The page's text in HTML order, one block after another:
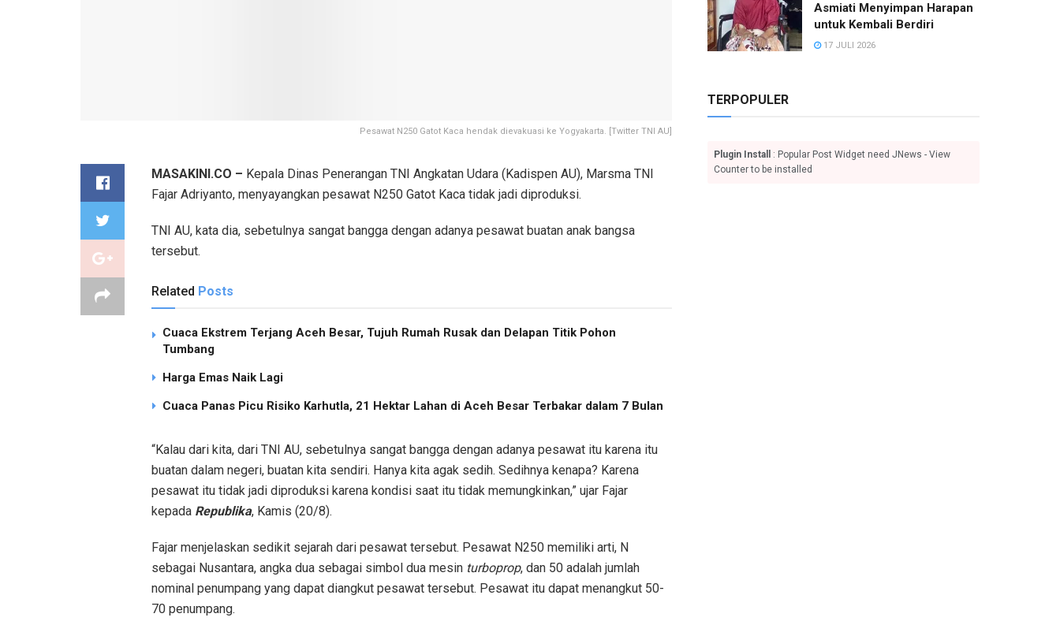
Pesawat N250 Gatot Kaca hendak dievakuasi ke Yogyakarta. [Twitter TNI AU]
MASAKINI.CO – Kepala Dinas Penerangan TNI Angkatan Udara (Kadispen AU), Marsma TNI
Fajar Adriyanto, menyayangkan pesawat N250 Gatot Kaca tidak jadi diproduksi.
TNI AU, kata dia, sebetulnya sangat bangga dengan adanya pesawat buatan anak bangsa
tersebut.
Related Posts
Cuaca Ekstrem Terjang Aceh Besar, Tujuh Rumah Rusak dan Delapan Titik Pohon
Tumbang
Harga Emas Naik Lagi
Cuaca Panas Picu Risiko Karhutla, 21 Hektar Lahan di Aceh Besar Terbakar dalam 7 Bulan
“Kalau dari kita, dari TNI AU, sebetulnya sangat bangga dengan adanya pesawat itu karena itu
buatan dalam negeri, buatan kita sendiri. Hanya kita agak sedih. Sedihnya kenapa? Karena
pesawat itu tidak jadi diproduksi karena kondisi saat itu tidak memungkinkan,” ujar Fajar
kepada Republika, Kamis (20/8).
Fajar menjelaskan sedikit sejarah dari pesawat tersebut. Pesawat N250 memiliki arti, N
sebagai Nusantara, angka dua sebagai simbol dua mesin turboprop, dan 50 adalah jumlah
nominal penumpang yang dapat diangkut pesawat tersebut. Pesawat itu dapat menangkut 50-
70 penumpang.
Asmiati Menyimpan Harapan
untuk Kembali Berdiri
17 JULI 2026
TERPOPULER
Plugin Install
: Popular Post Widget need JNews - View
Counter to be installed